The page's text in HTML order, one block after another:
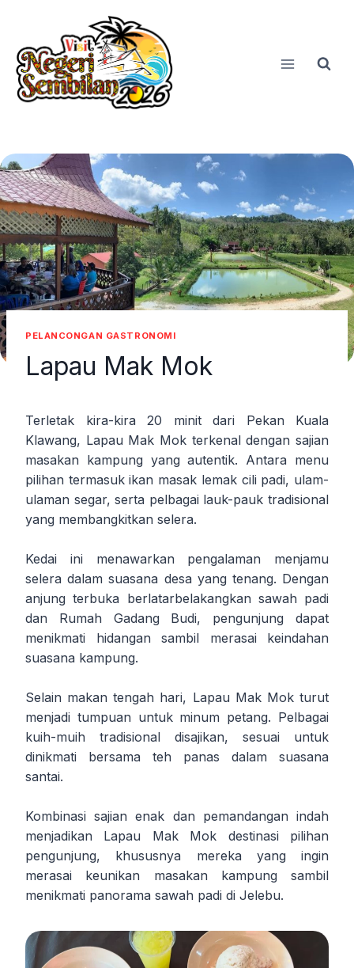
content
PELANCONGAN GASTRONOMI
Lapau Mak Mok
Terletak kira-kira 20 minit dari Pekan Kuala
Klawang, Lapau Mak Mok terkenal dengan sajian
masakan kampung yang autentik. Antara menu
pilihan termasuk ikan masak lemak cili padi, ulam-
ulaman segar, serta pelbagai lauk-pauk tradisional
yang membangkitkan selera.
Kedai ini menawarkan pengalaman menjamu
selera dalam suasana desa yang tenang. Dengan
anjung terbuka berlatarbelakangkan sawah padi
dan Rumah Gadang Budi, pengunjung dapat
menikmati hidangan sambil merasai keindahan
suasana kampung.
Selain makan tengah hari, Lapau Mak Mok turut
menjadi tumpuan untuk minum petang. Pelbagai
kuih-muih tradisional disajikan, sesuai untuk
dinikmati bersama teh panas dalam suasana
santai.
Kombinasi sajian enak dan pemandangan indah
menjadikan Lapau Mak Mok destinasi pilihan
pengunjung, khususnya mereka yang ingin
merasai keunikan masakan kampung sambil
menikmati panorama sawah padi di Jelebu.